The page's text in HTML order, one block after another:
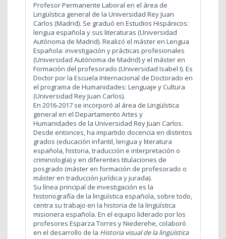
Profesor Permanente Laboral en el área de
Lingüística general de la Universidad Rey Juan
Carlos (Madrid). Se graduó en Estudios Hispánicos:
lengua española y sus literaturas (Universidad
Autónoma de Madrid). Realizó el máster en Lengua
Española: investigación y prácticas profesionales
(Universidad Autónoma de Madrid) y el máster en
Formación del profesorado (Universidad Isabel I). Es
Doctor por la Escuela Internacional de Doctorado en
el programa de Humanidades: Lenguaje y Cultura
(Universidad Rey Juan Carlos).
En 2016-2017 se incorporó al área de Lingüística
general en el Departamento Artes y
Humanidades de la Universidad Rey Juan Carlos.
Desde entonces, ha impartido docencia en distintos
grados (educación infantil, lengua y literatura
española, historia, traducción e interpretación o
criminología) y en diferentes titulaciones de
posgrado (máster en formación de profesorado o
máster en traducción jurídica y jurada).
Su línea principal de investigación es la
historiografía de la lingüística española, sobre todo,
centra su trabajo en la historia de la lingüística
misionera española. En el equipo liderado por los
profesores Esparza Torres y Niederehe, colaboró
en el desarrollo de la Historia visual de la lingüística